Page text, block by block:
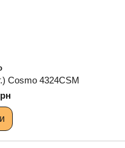
Cosmo 4324CSM